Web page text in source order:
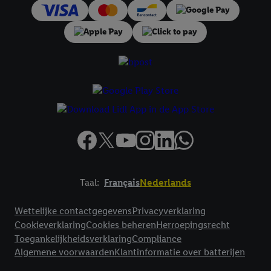
Taal: FrançaisNederlands
Wettelijke contactgegevensPrivacyverklaring
CookieverklaringCookies beherenHerroepingsrecht
ToegankelijkheidsverklaringCompliance
Algemene voorwaardenKlantinformatie over batterijen
impressum hier.